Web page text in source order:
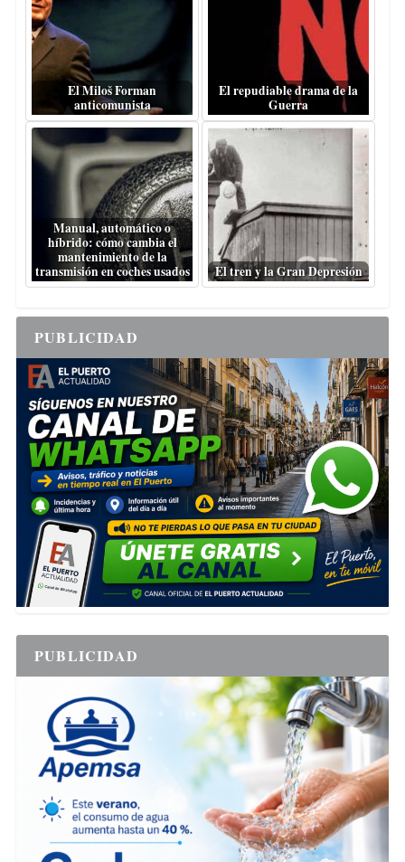
El Miloš Forman
anticomunista
El repudiable drama de la
Guerra
Manual, automático o
híbrido: cómo cambia el
mantenimiento de la
transmisión en coches usados
El tren y la Gran Depresión
PUBLICIDAD
PUBLICIDAD